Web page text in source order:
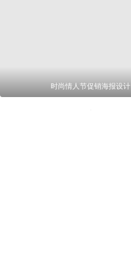
时尚情人节促销海报设计